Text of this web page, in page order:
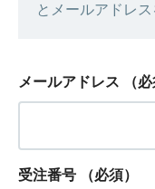
とメールアドレ
メールアドレス （必
受注番号 （必須）